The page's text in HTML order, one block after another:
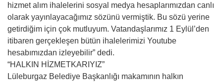
hizmet alım ihalelerini sosyal medya hesaplarımızdan canlı
olarak yayınlayacağımız sözünü vermiştik. Bu sözü yerine
getirdiğim için çok mutluyum. Vatandaşlarımız 1 Eylül’den
itibaren gerçekleşen bütün ihalelerimizi Youtube
hesabımızdan izleyebilir” dedi.
“HALKIN HİZMETKARIYIZ”
Lüleburgaz Belediye Başkanlığı makamının halkın